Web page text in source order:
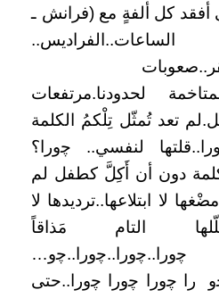
كل ألفةٍ مع (فرانش ـ
الساعات..الفراديس..
لحدودنا.مرتفعات
تعد تُمثّل تِلْكمُ الكلمة
لنفسي.. ﭼورا؟
دون أن أَكِلَّ كطفل لم
لا ابتلاعها..ترديدها لا
التام مَذاقاً
ﭼورا..ﭼورا..ﭼورا..ﭼو…
را ﭼورا ﭼورا ﭼورا..حتى